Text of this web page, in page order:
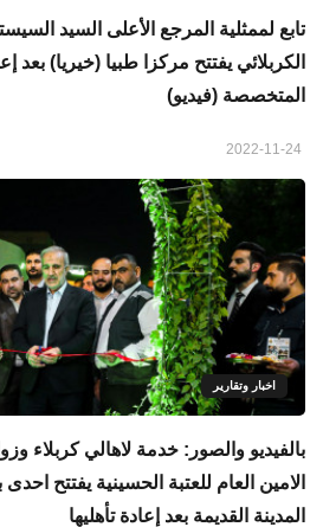
تابع لممثلية المرجع الأعلى السيد
الكربلائي يفتتح مركزا طبيا (خيريا) بعد
المتخصصة (فيديو)
اخبار وتقارير
بالفيديو والصور: خدمة لاهالي كربلاء
الامين العام للعتبة الحسينية يفتتح
المدينة القديمة بعد إعادة تأهليها